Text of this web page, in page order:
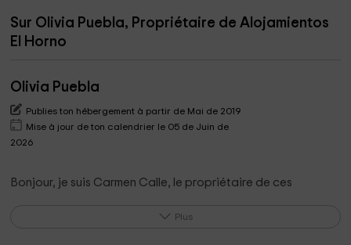
Sur Olivia Puebla, Propriétaire de Alojamientos
El Horno
Olivia Puebla
Publies ton hébergement à partir de Mai de 2019
Mise à jour de ton calendrier le 05 de Juin de
2026
Bonjour, je suis Carmen Calle, le propriétaire de ces
Plus